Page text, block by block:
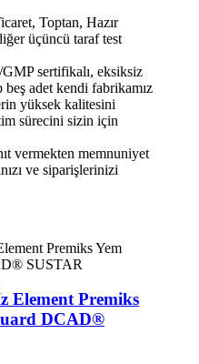
Toptan, Hazır
üçüncü taraf test
sertifikalı, eksiksiz
beş adet kendi fabrikamız
yüksek kalitesini
sürecini sizin için
vermekten memnuniyet
ve siparişlerinizi
Element Premiks
DCAD®